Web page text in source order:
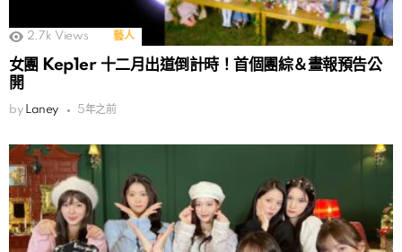
2.7k Views 藝人
女團 Kep1er 十二月出道倒計時！首個團綜＆畫報預告公
開
by Laney 5年之前